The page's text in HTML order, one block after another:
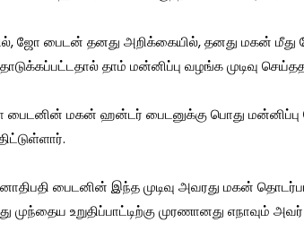
ஜோ பைடன் தனது அறிக்கையில், தனது மகன் மீது
தாம் மன்னிப்பு வழங்க முடிவு
பைடனின் மகன் ஹன்டர் பைடனுக்கு பொது
பைடனின் இந்த முடிவு அவரது மகன்
முந்தைய உறுதிப்பாட்டிற்கு முரணானது எநாவும்